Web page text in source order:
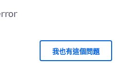
我也有這個問題